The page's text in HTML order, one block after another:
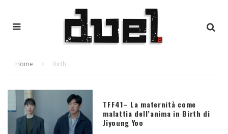
Home Birth
TFF41– La maternità come
malattia dell’anima in Birth di
Jiyoung Yoo